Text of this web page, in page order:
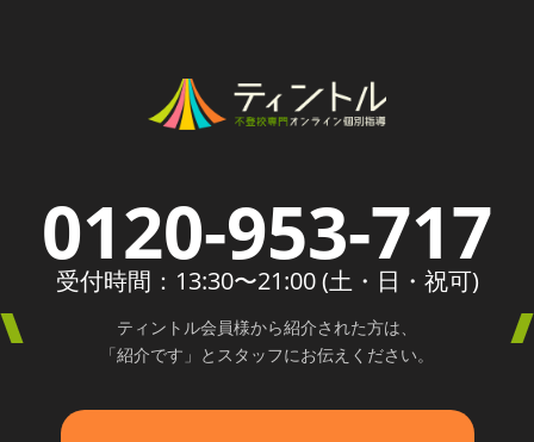
0120-953-717
受付時間：13:30〜21:00 (土・日・祝可)
ティントル会員様から紹介された方は、
「紹介です」とスタッフにお伝えください。